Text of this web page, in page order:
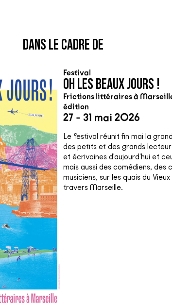
DANS LE CADRE DE
Festival
OH LES BEAUX JOURS !
Frictions littéraires à
édition
27 - 31 mai 2026
Le festival réunit fin mai la
des petits et des grands
et écrivaines d'aujourd'hui et
mais aussi des comédiens, des
musiciens, sur les quais du
travers Marseille.